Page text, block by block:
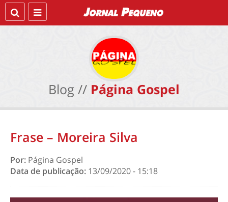
Blog // Página Gospel
Frase – Moreira Silva
Por: Página Gospel
Data de publicação: 13/09/2020 - 15:18